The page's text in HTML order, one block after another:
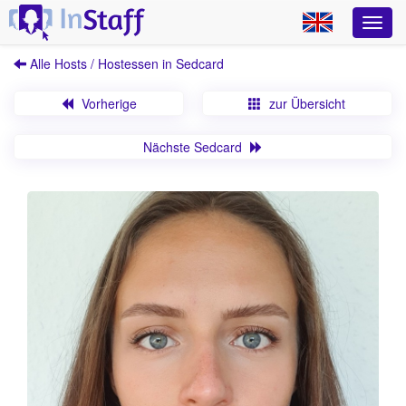
Alle Hosts / Hostessen in Sedcard
Vorherige zur Übersicht
Nächste Sedcard